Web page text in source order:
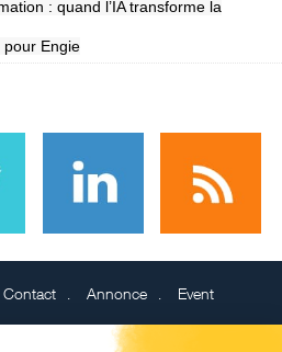
: quand l’IA transforme la
Engie
Contact Annonce Event